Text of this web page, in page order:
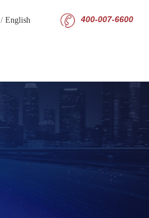
go
/English 400-007-6600